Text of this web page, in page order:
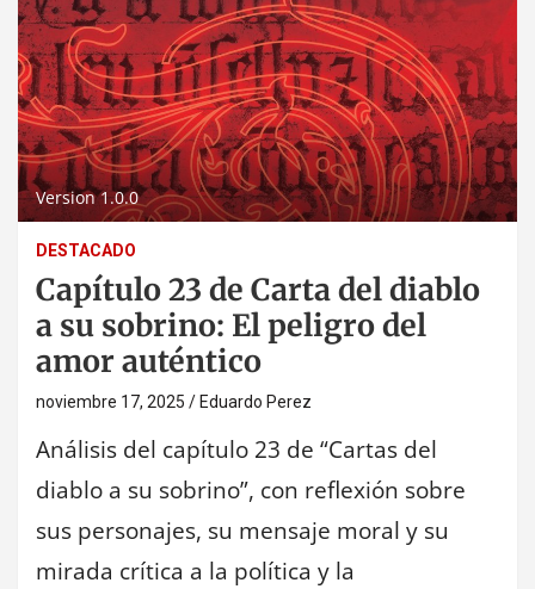
Version 1.0.0
DESTACADO
Capítulo 23 de Carta del diablo
a su sobrino: El peligro del
amor auténtico
noviembre 17, 2025 Eduardo Perez
Análisis del capítulo 23 de “Cartas del
diablo a su sobrino”, con reflexión sobre
sus personajes, su mensaje moral y su
mirada crítica a la política y la